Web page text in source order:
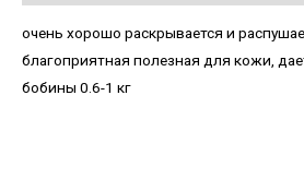
очень хорошо раскрывается и
благоприятная полезная для кожи,
бобины 0.6-1 кг